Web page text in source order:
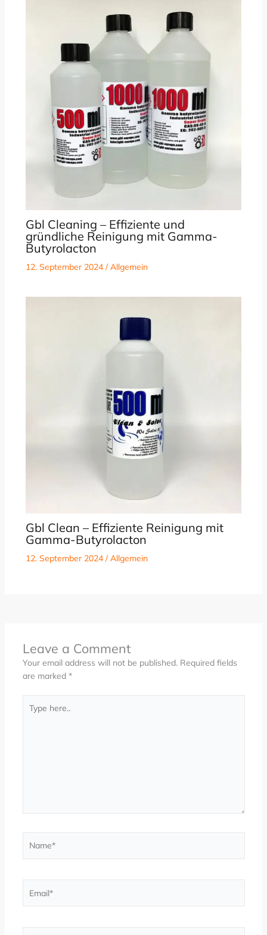
Gbl Cleaning – Effiziente und
gründliche Reinigung mit Gamma-
Butyrolacton
12. September 2024 /Allgemein
Gbl Clean – Effiziente Reinigung mit
Gamma-Butyrolacton
12. September 2024 /Allgemein
Leave a Comment
Your email address will not be published. Required fields
are marked *
here..